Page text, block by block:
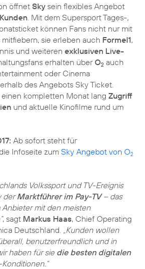
öffnet Sky sein flexibles Angebot
Kunden . Mit dem Supersport Tages-,
können Fans nicht nur mit
sie erleben auch Formel1,
und weiteren exklusiven Live-
erhalten überO2 auch
oder Cinema
des Angebots Sky Ticket.
einen kompletten Monat lang Zugriff
und aktuelle Kinofilme rund um
Ab sofort steht für
Infoseite zum Sky Angebot von O2
Volkssport und TV-Ereignis
derMarktführer im Pay-TV– das
mit den meisten
, sagt Markus Haas, Chief Operating
Deutschland.
„Kunden wollen
benutzerfreundlich und in
haben für sie die besten digitalen